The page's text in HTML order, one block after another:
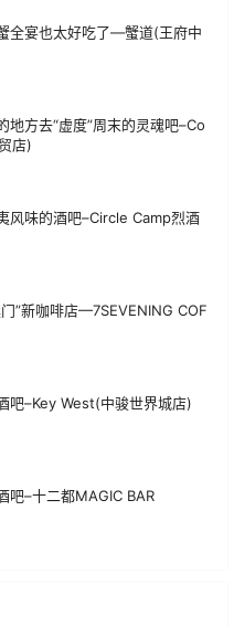
全宴也太好吃了—蟹道(王府中
地方去“虚度”周末的灵魂吧–Co
店)
风味的酒吧–Circle Camp烈酒
”新咖啡店—7SEVENING COF
吧–Key West(中骏世界城店)
吧–十二都MAGIC BAR